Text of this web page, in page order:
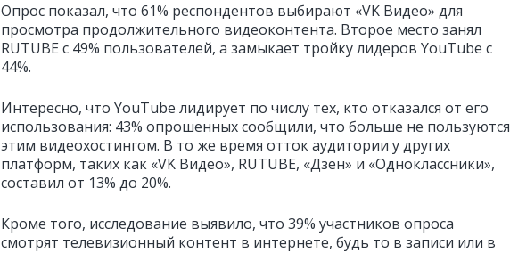
Опрос показал, что 61% респондентов выбирают «VK Видео» для
просмотра продолжительного видеоконтента. Второе место занял
RUTUBE с 49% пользователей, а замыкает тройку лидеров YouTube с
44%.
Интересно, что YouTube лидирует по числу тех, кто отказался от его
использования: 43% опрошенных сообщили, что больше не пользуются
этим видеохостингом. В то же время отток аудитории у других
платформ, таких как «VK Видео», RUTUBE, «Дзен» и «Одноклассники»,
составил от 13% до 20%.
Кроме того, исследование выявило, что 39% участников опроса
смотрят телевизионный контент в интернете, будь то в записи или в